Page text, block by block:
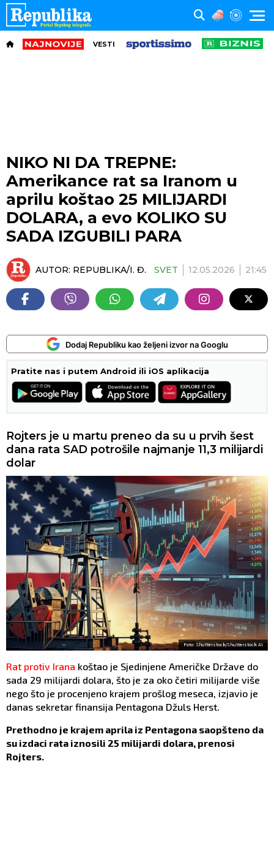
VESTI
NIKO NI DA TREPNE:
Amerikance rat sa Iranom u
aprilu koštao 25 MILIJARDI
DOLARA, a evo KOLIKO SU
SADA IZGUBILI PARA
AUTOR: REPUBLIKA/I. Đ. SVET 12.05.2026 21:45
Dodaj Republiku kao željeni izvor na Googlu
Pratite nas i putem Android ili iOS aplikacija
Rojters je u martu preneo da su u prvih šest
dana rata SAD potrošile najmanje 11,3 milijardi
dolar
Foto: Shutterstock/Shutterstock AI
Rat protiv Irana koštao je Sjedinjene Američke Države do
sada 29 milijardi dolara, što je za oko četiri milijarde više
nego što je procenjeno krajem prošlog meseca, izjavio je
danas sekretar finansija Pentagona Džuls Herst.
Prethodno je krajem aprila iz Pentagona saopšteno da
su izdaci rata iznosili 25 milijardi dolara, prenosi
Rojters.